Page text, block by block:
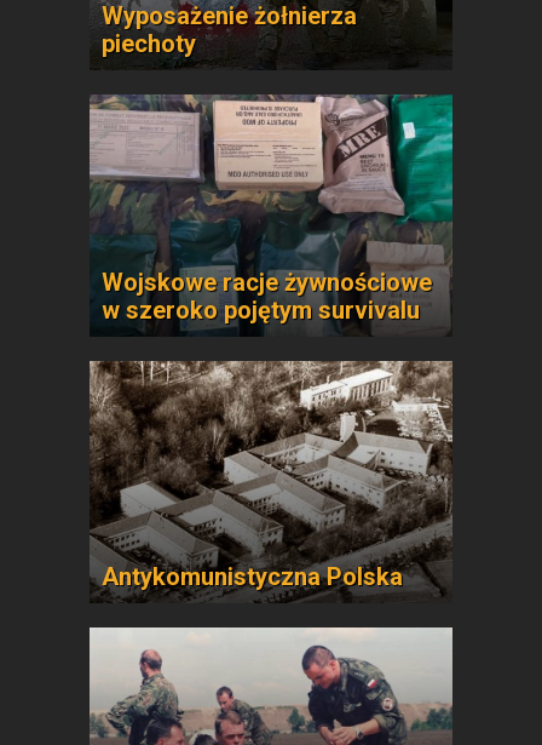
Wyposażenie żołnierza
piechoty
Wojskowe racje żywnościowe
w szeroko pojętym survivalu
Antykomunistyczna Polska